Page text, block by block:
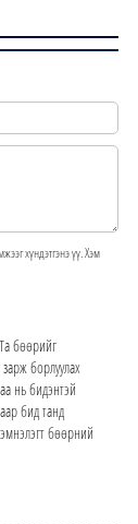
хүндэтгэнэ үү. Хэм
бөөрийг
борлуулах
нь бидэнтэй
бид танд
бөөрний